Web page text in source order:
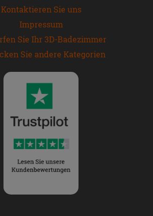
Kontaktieren Sie uns
Impressum
Sie Ihr 3D-Badezimmer
Sie andere Kategorien